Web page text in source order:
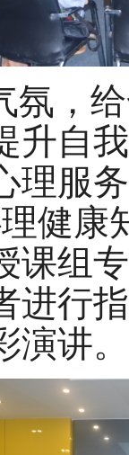
氛，
升自
理服
健康
课组
进行
讲。